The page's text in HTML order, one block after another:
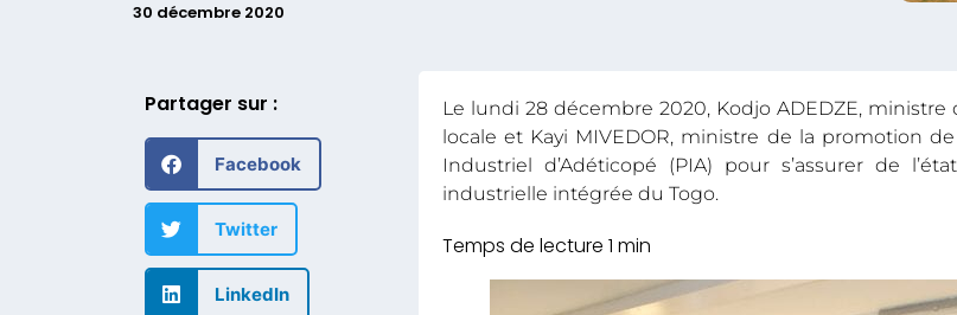
30 décembre 2020
Partager sur :
Facebook
Twitter
LinkedIn
Le lundi 28 décembre 2020, Kodjo ADEDZE,
locale et Kayi MIVEDOR, ministre de la promotion
Industriel d’Adéticopé (PIA) pour s’assurer de
industrielle intégrée du Togo.